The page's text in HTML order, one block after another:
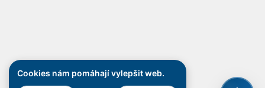
Cookies nám pomáhají vylepšit web.